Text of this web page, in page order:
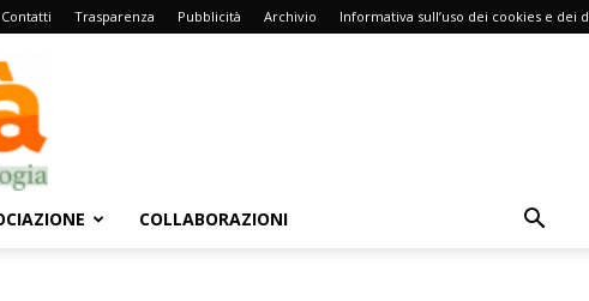
Contatti Trasparenza Pubblicità Archivio Informativa sull’uso dei cookies e dei
COLLABORAZIONI